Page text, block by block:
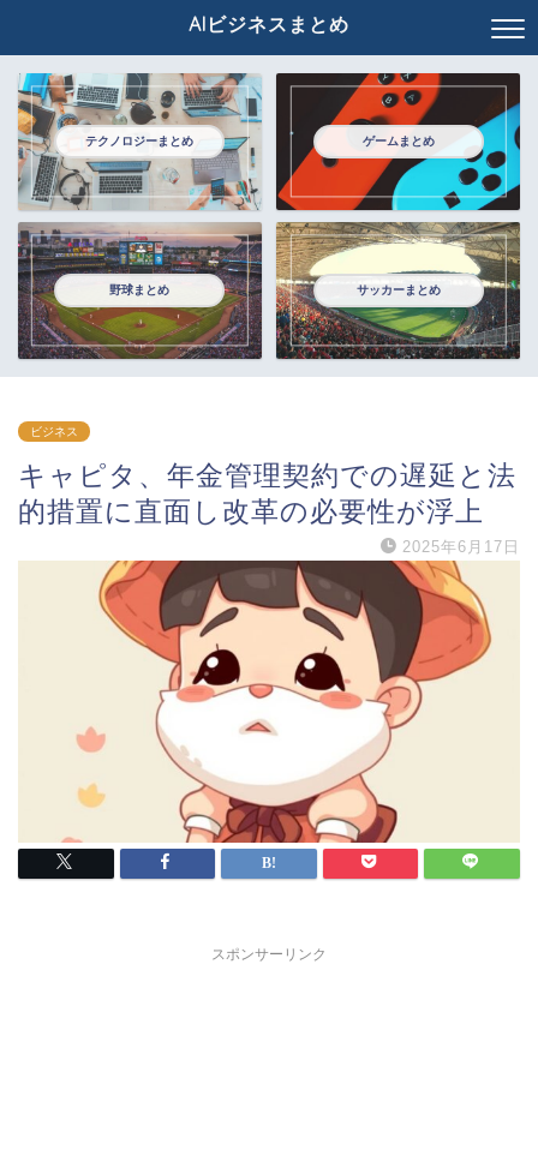
AIビジネスまとめ
テクノロジーまとめ ゲームまとめ
野球まとめ サッカーまとめ
ビジネス
キャピタ、年金管理契約での遅延と法
的措置に直面し改革の必要性が浮上
2025年6月17日
スポンサーリンク